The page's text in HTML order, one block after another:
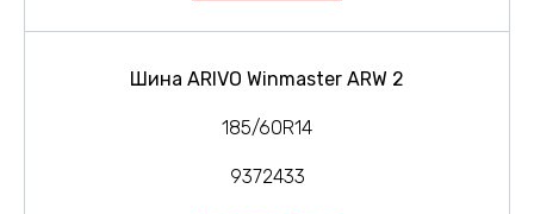
Шина ARIVO Winmaster ARW 2
185/60R14
9372433